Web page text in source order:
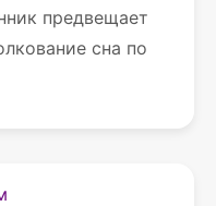
предвещает
сна по